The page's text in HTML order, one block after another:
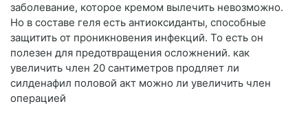
заболевание, которое кремом вылечить невозможно.
Но в составе геля есть антиоксиданты, способные
защитить от проникновения инфекций. То есть он
полезен для предотвращения осложнений. как
увеличить член 20 сантиметров продляет ли
силденафил половой акт можно ли увеличить член
операцией